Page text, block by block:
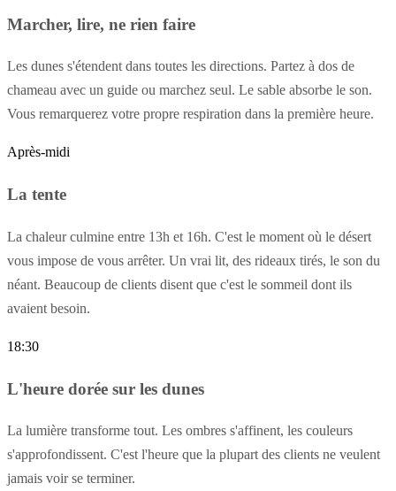
Marcher, lire, ne rien faire
Les dunes s'étendent dans toutes les directions. Partez à dos de
chameau avec un guide ou marchez seul. Le sable absorbe le son.
Vous remarquerez votre propre respiration dans la première heure.
Après-midi
La tente
La chaleur culmine entre 13h et 16h. C'est le moment où le désert
vous impose de vous arrêter. Un vrai lit, des rideaux tirés, le son du
néant. Beaucoup de clients disent que c'est le sommeil dont ils
avaient besoin.
18:30
L'heure dorée sur les dunes
La lumière transforme tout. Les ombres s'affinent, les couleurs
s'approfondissent. C'est l'heure que la plupart des clients ne veulent
jamais voir se terminer.